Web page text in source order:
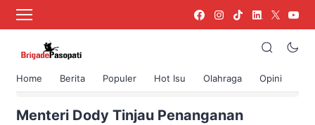
Home Berita Populer Hot Isu Olahraga Opini
›
Menteri Dody Tinjau Penanganan